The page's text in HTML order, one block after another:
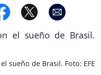
sueño de Brasil. Foto: EFE